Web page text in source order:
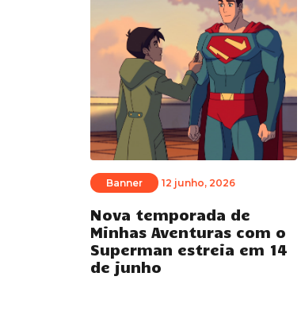
Banner 12 junho, 2026
Nova temporada de
Minhas Aventuras com o
Superman estreia em 14
de junho